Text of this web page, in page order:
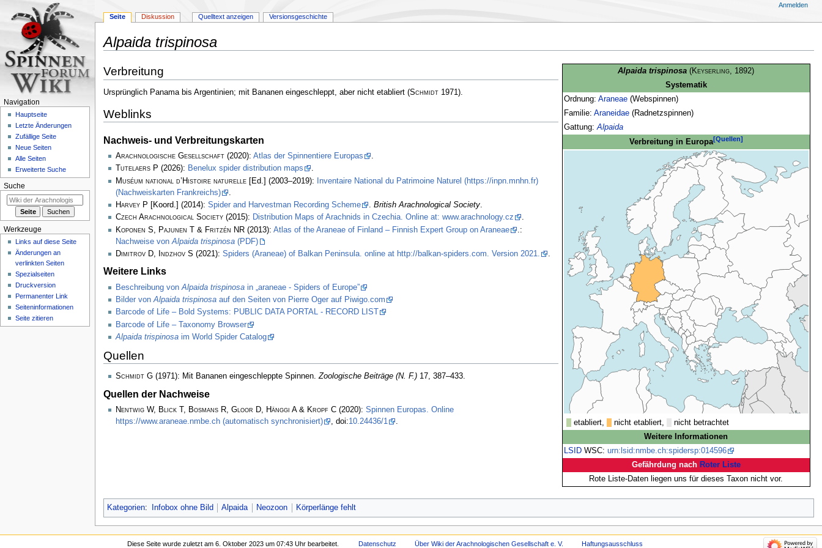
Alpaida trispinosa
Navigation
springen
Suche
springen
Alpaida trispinosa (Keyserling, 1892)
Systematik
Ordnung: Araneae(Webspinnen)
Familie: Araneidae(Radnetzspinnen)
Gattung:Alpaida
Verbreitung in Europa[Quellen]
etabliert, nicht etabliert,
nicht betrachtet
Weitere Informationen
LSIDWSC: urn:lsid:nmbe.ch:spidersp:014596
Gefährdung nach Roter Liste
Rote Liste-Daten liegen uns für dieses Taxon nicht vor.
Verbreitung
Ursprünglich Panama bis Argentinien; mit Bananen eingeschleppt, aber nicht etabliert (Schmidt1971).
Weblinks
Nachweis- und Verbreitungskarten
Arachnologische Gesellschaft(2020): Atlas der Spinnentiere Europas
.
Tutelaers P (2026): Benelux spider distribution maps
.
Muséum national d’Histoire naturelle[Ed.] (2003–2019):
Inventaire National du Patrimoine Naturel (https://inpn.mnhn.fr)
(Nachweiskarten Frankreichs)
Harvey P [Koord.] (2014): Spider and Harvestman Recording Scheme . British Arachnological Society.
Czech Arachnological Society(2015): Distribution Maps of Arachnids in Czechia. Online at: www.arachnology.cz
.
Koponen S, Pajunen T & Fritzén NR(2013): Atlas of the Araneae of Finland – Finnish Expert Group on Araneae
.:
Nachweise von Alpaida trispinosa(PDF)
Dimitrov D, Indzhov S (2021): Spiders (Araneae) of Balkan Peninsula. online at http://balkan-spiders.com. Version 2021.
Weitere Links
Beschreibung von Alpaida trispinosain „araneae - Spiders of Europe”
Bilder vonAlpaida trispinosaauf den Seiten von Pierre Oger auf Piwigo.com
Barcode of Life – Bold Systems: PUBLIC DATA PORTAL - RECORD LIST
Barcode of Life – Taxonomy Browser
Alpaida trispinosaim World Spider Catalog
Quellen
Schmidt G(1971): Mit Bananen eingeschleppte Spinnen.Zoologische Beiträge (N. F.)17, 387–433.
Quellen der Nachweise
Nentwig W, Blick T, Bosmans R, Gloor D, Hänggi A & Kropf C(2020): Spinnen Europas. Online
https://www.araneae.nmbe.ch (automatisch synchronisiert)
, doi:10.24436/1 .
Kategorien: Infobox ohne Bild Alpaida Neozoon Körperlänge fehlt
Seite Diskussion Quelltext anzeigen Versionsgeschichte
Anmelden
Navigation
Hauptseite
Letzte Änderungen
Zufällige Seite
Neue Seiten
Alle Seiten
Erweiterte Suche
Suche
Werkzeuge
Links auf diese Seite
Änderungen an
verlinkten Seiten
Spezialseiten
Druckversion
Permanenter Link
Seiten­­informationen
Seite zitieren
Diese Seite wurde zuletzt am 6. Oktober 2023 um 07:43 Uhr bearbeitet. Datenschutz Über Wiki der Arachnologischen Gesellschaft e. V. Haftungsausschluss